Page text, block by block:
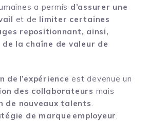
a permis d’assurer une
et de limiter certaines
repositionnant, ainsi,
la chaîne de valeur de
de l’expérience est devenue un
des collaborateurs mais
de nouveaux talents
de marque employeur